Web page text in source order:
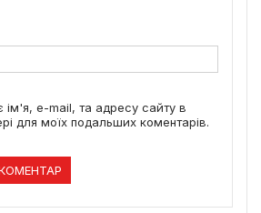
ім'я, e-mail, та адресу сайту в
для моїх подальших коментарів.